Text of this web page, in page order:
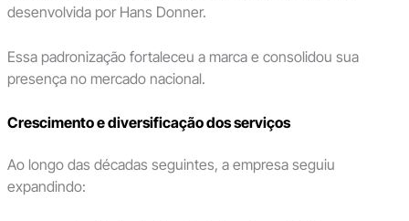
desenvolvida por Hans Donner.
Essa padronização fortaleceu a marca e consolidou sua
presença no mercado nacional.
Crescimento e diversificação dos serviços
Ao longo das décadas seguintes, a empresa seguiu
expandindo: